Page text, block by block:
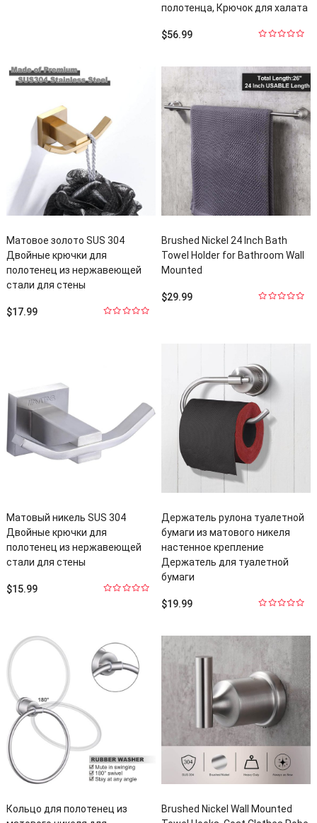
полотенца, Крючок для халата
$56.99
Матовое золото SUS 304
Двойные крючки для
полотенец из нержавеющей
стали для стены
$17.99
Brushed Nickel 24 Inch Bath
Towel Holder for Bathroom Wall
Mounted
$29.99
Матовый никель SUS 304
Двойные крючки для
полотенец из нержавеющей
стали для стены
$15.99
Держатель рулона туалетной
бумаги из матового никеля
настенное крепление
Держатель для туалетной
бумаги
$19.99
Кольцо для полотенец из
Brushed Nickel Wall Mounted